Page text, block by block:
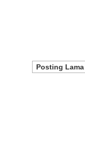
Posting Lama